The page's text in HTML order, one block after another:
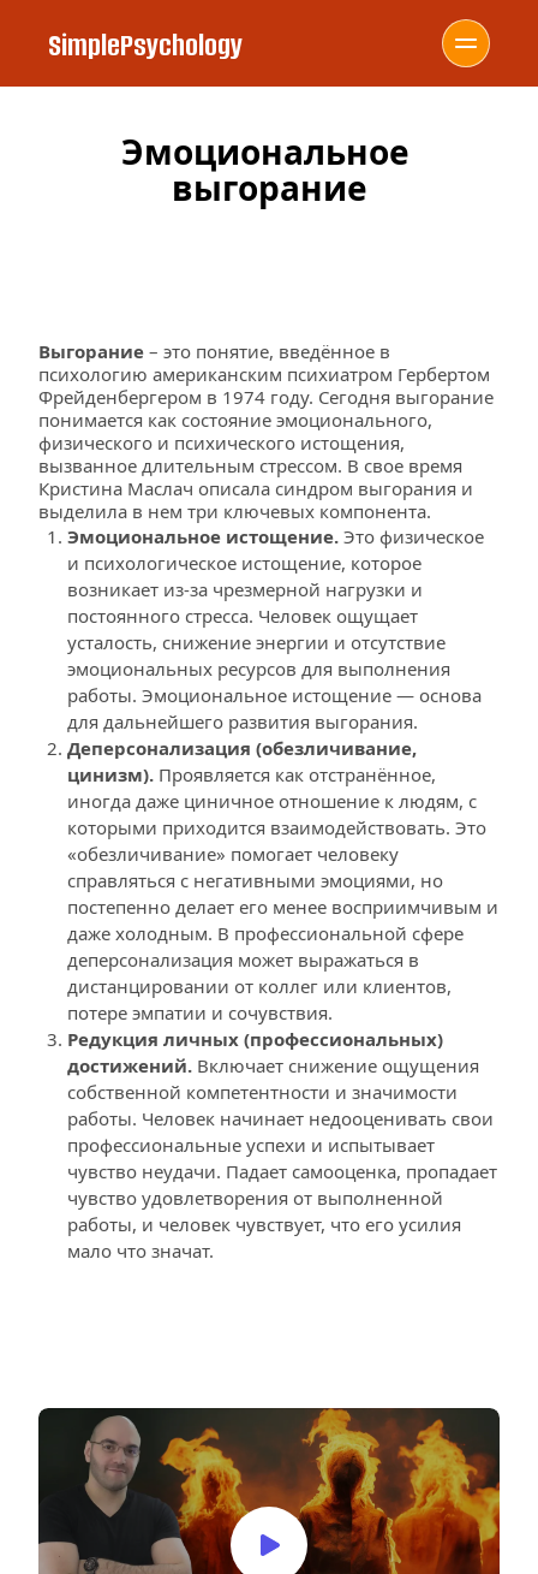
SimplePsychology
Эмоциональное
выгорание
Выгорание – это понятие, введённое в
психологию американским психиатром Гербертом
Фрейденбергером в 1974 году. Сегодня выгорание
понимается как состояние эмоционального,
физического и психического истощения,
вызванное длительным стрессом. В свое время
Кристина Маслач описала синдром выгорания и
выделила в нем три ключевых компонента.
Эмоциональное истощение. Это физическое
и психологическое истощение, которое
возникает из-за чрезмерной нагрузки и
постоянного стресса. Человек ощущает
усталость, снижение энергии и отсутствие
эмоциональных ресурсов для выполнения
работы. Эмоциональное истощение — основа
для дальнейшего развития выгорания.
Деперсонализация (обезличивание,
цинизм). Проявляется как отстранённое,
иногда даже циничное отношение к людям, с
которыми приходится взаимодействовать. Это
«обезличивание» помогает человеку
справляться с негативными эмоциями, но
постепенно делает его менее восприимчивым и
даже холодным. В профессиональной сфере
деперсонализация может выражаться в
дистанцировании от коллег или клиентов,
потере эмпатии и сочувствия.
Редукция личных (профессиональных)
достижений. Включает снижение ощущения
собственной компетентности и значимости
работы. Человек начинает недооценивать свои
профессиональные успехи и испытывает
чувство неудачи. Падает самооценка, пропадает
чувство удовлетворения от выполненной
работы, и человек чувствует, что его усилия
мало что значат.